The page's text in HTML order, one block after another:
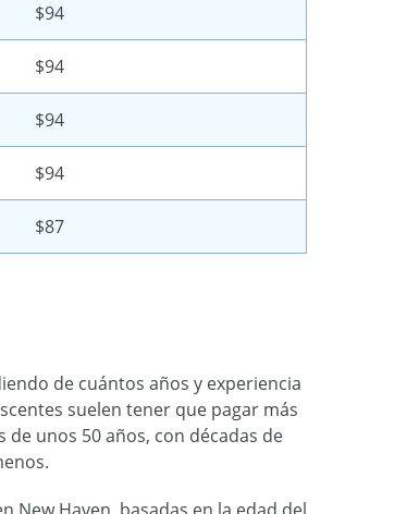
$94
$94
$94
$94
$87
de cuántos años y experiencia
suelen tener que pagar más
unos 50 años, con décadas de